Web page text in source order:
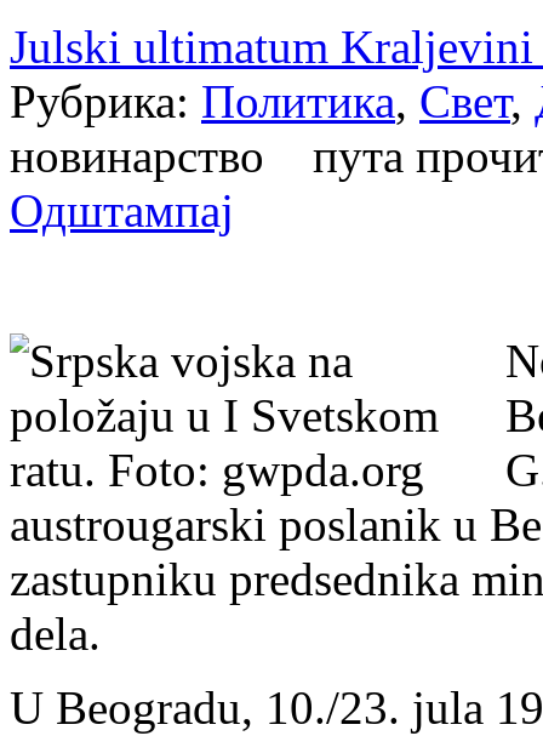
Julski ultimatum
Рубрика: Политика, Свет,
новинарство пута
Одштампај
austrougarski poslanik u
zastupniku predsednika
dela.
U Beogradu, 10./23. jula